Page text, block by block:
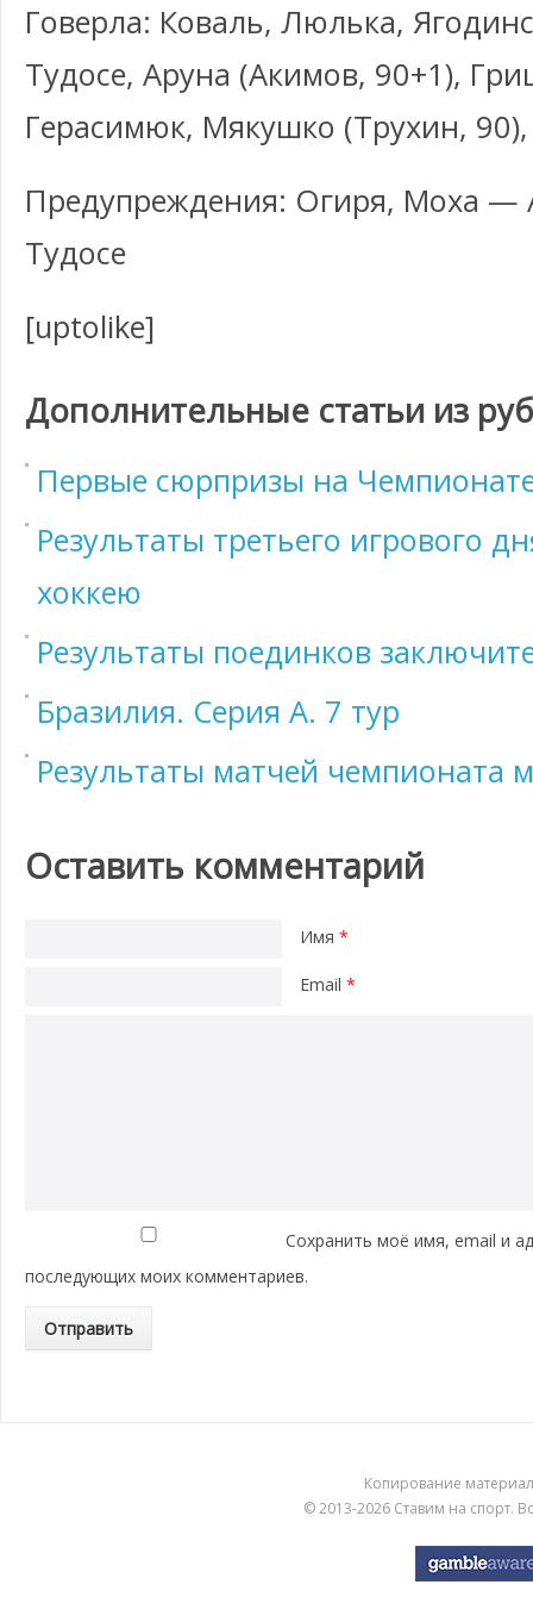
Говерла: Коваль, Люлька,
Тудосе, Аруна (Акимов, 90+1),
Герасимюк, Мякушко (Трухин,
Предупреждения: Огиря, Моха —
Тудосе
[uptolike]
Дополнительные статьи из
Первые сюрпризы на
Результаты третьего игрового
хоккею
Результаты поединков
Бразилия. Серия А. 7 тур
Результаты матчей чемпионата
Оставить комментарий
Имя *
Email *
Сохранить моё имя, email и
последующих моих комментариев.
Копирование
© 2013-2026 Ставим на спорт.